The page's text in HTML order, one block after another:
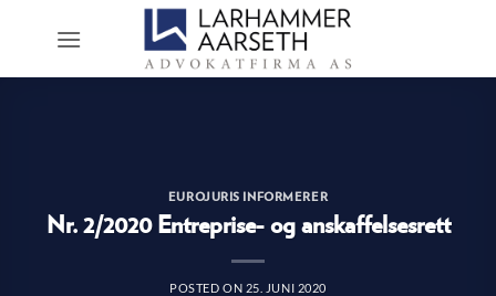
EUROJURIS INFORMERER
Nr. 2/2020 Entreprise- og anskaffelsesrett
POSTED ON 25. JUNI 2020